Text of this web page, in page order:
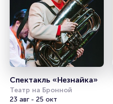
Театр на Бронной
23 авг - 25 окт